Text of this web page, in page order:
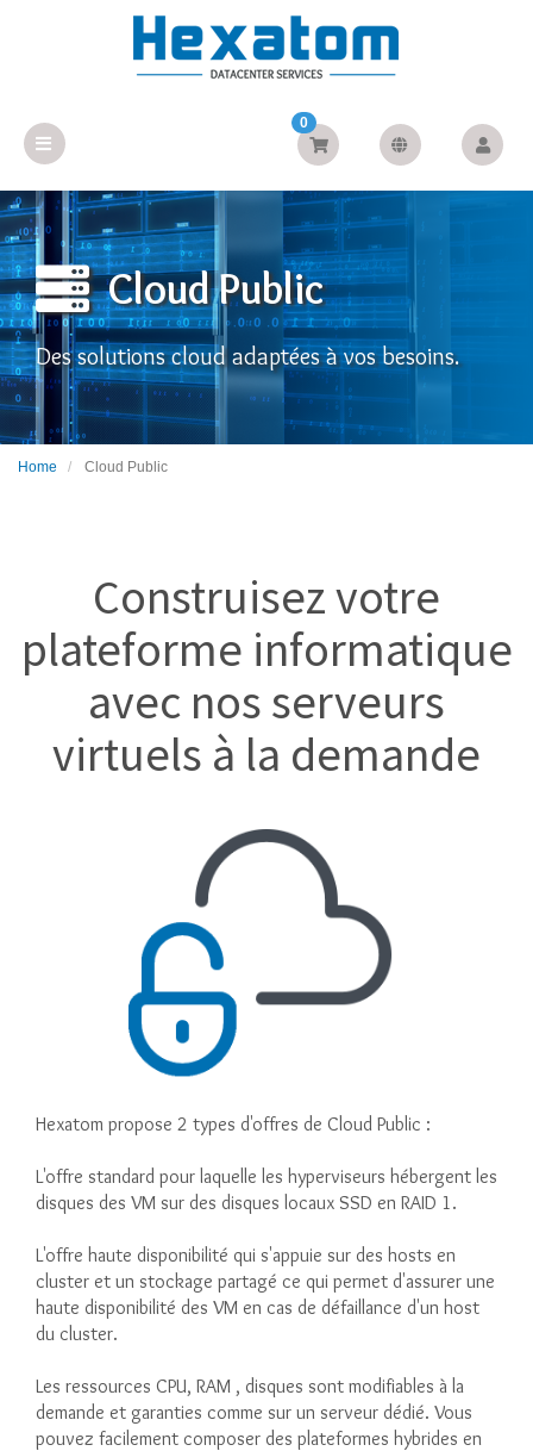
0
Cloud Public
Des solutions cloud adaptées à vos besoins.
Home Cloud Public
Construisez votre
plateforme informatique
avec nos serveurs
virtuels à la demande
Hexatom propose 2 types d'offres de Cloud Public :
L'offre standard pour laquelle les hyperviseurs hébergent les
disques des VM sur des disques locaux SSD en RAID 1.
L'offre haute disponibilité qui s'appuie sur des hosts en
cluster et un stockage partagé ce qui permet d'assurer une
haute disponibilité des VM en cas de défaillance d'un host
du cluster.
Les ressources CPU, RAM , disques sont modifiables à la
demande et garanties comme sur un serveur dédié. Vous
pouvez facilement composer des plateformes hybrides en